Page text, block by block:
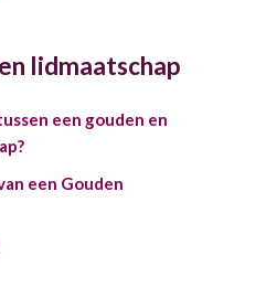
lidmaatschap
een gouden en
een Gouden